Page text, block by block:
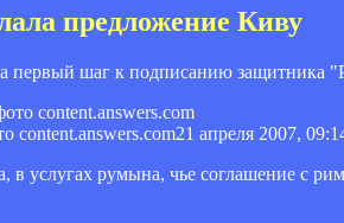
предложение Киву
первый шаг к подписанию защитника
content.answers.com21 апреля 2007,
в услугах румына, чье соглашение с